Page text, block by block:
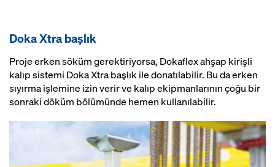
Doka Xtra başlık
Proje erken söküm gerektiriyorsa, Dokaflex ahşap kirişli
kalıp sistemi Doka Xtra başlık ile donatılabilir. Bu da erken
sıyırma işlemine izin verir ve kalıp ekipmanlarının çoğu bir
sonraki döküm bölümünde hemen kullanılabilir.